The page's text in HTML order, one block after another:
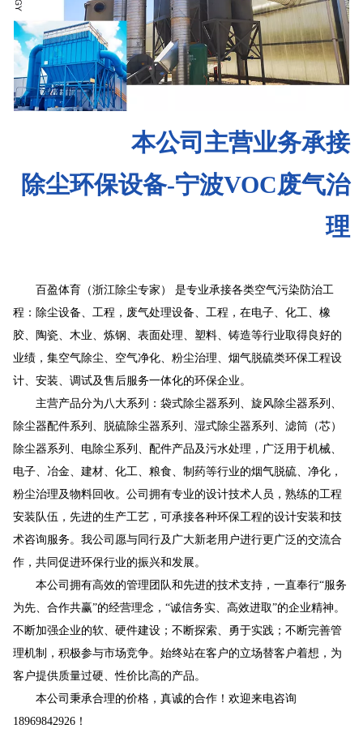
本公司主营业务承接
除尘环保设备-宁波VOC废气治
理
百盈体育（浙江除尘专家） 是专业承接各类空气污染防治工
程：除尘设备、工程，废气处理设备、工程，在电子、化工、橡
胶、陶瓷、木业、炼钢、表面处理、塑料、铸造等行业取得良好的
业绩，集空气除尘、空气净化、粉尘治理、烟气脱硫类环保工程设
计、安装、调试及售后服务一体化的环保企业。
主营产品分为八大系列：袋式除尘器系列、旋风除尘器系列、
除尘器配件系列、脱硫除尘器系列、湿式除尘器系列、滤筒（芯）
除尘器系列、电除尘系列、配件产品及污水处理，广泛用于机械、
电子、冶金、建材、化工、粮食、制药等行业的烟气脱硫、净化，
粉尘治理及物料回收。公司拥有专业的设计技术人员，熟练的工程
安装队伍，先进的生产工艺，可承接各种环保工程的设计安装和技
术咨询服务。我公司愿与同行及广大新老用户进行更广泛的交流合
作，共同促进环保行业的振兴和发展。
本公司拥有高效的管理团队和先进的技术支持，一直奉行“服务
为先、合作共赢”的经营理念，“诚信务实、高效进取”的企业精神。
不断加强企业的软、硬件建设；不断探索、勇于实践；不断完善管
理机制，积极参与市场竞争。始终站在客户的立场替客户着想，为
客户提供质量过硬、性价比高的产品。
本公司秉承合理的价格，真诚的合作！欢迎来电咨询
18969842926！